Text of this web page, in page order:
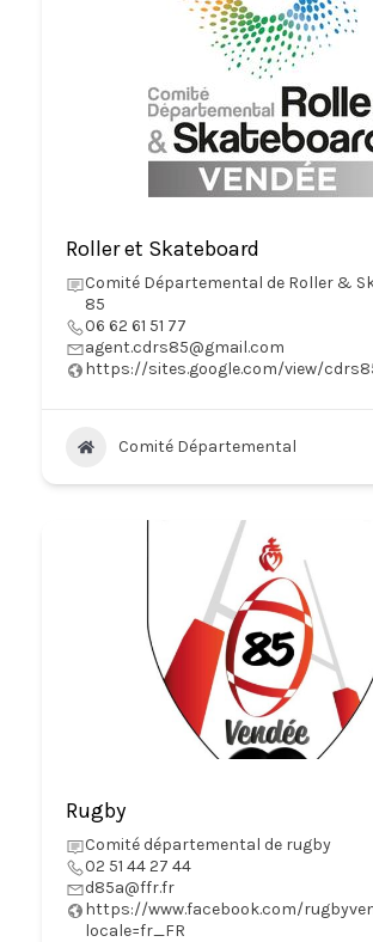
Roller et Skateboard
Comité Départemental de Roller &
85
06 62 61 51 77
agent.cdrs85@gmail.com
https://sites.google.com/view/
Comité Départemental
Rugby
Comité départemental de rugby
02 51 44 27 44
d85a@ffr.fr
https://www.facebook.com/
locale=fr_FR